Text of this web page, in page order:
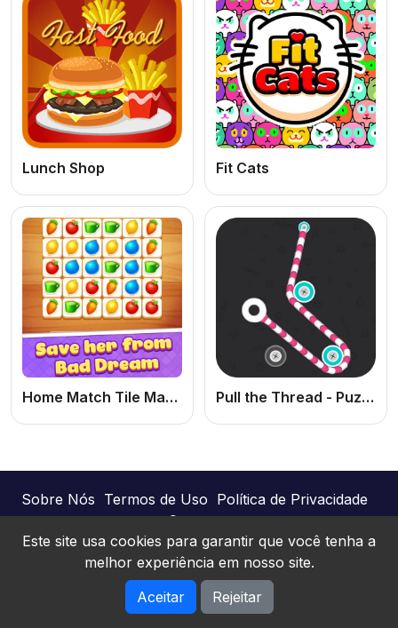
Lunch Shop Fit Cats
Home Match Tile Master: Jogo de Combinar Peças e Puzzle Online Grátis Pull the Thread - Puzzle
Sobre Nós Termos de Uso Política de Privacidade
Contato
Joguinhos Online © 2026. Todos os direitos
reservados.
Este site usa cookies para garantir que você tenha a
melhor experiência em nosso site.
Aceitar
Rejeitar